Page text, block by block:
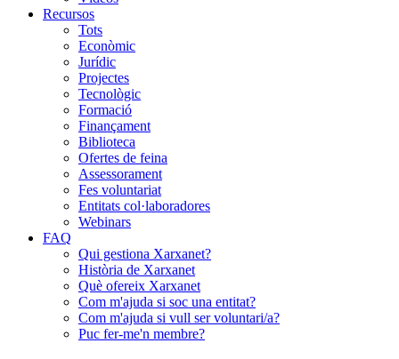
Recursos
Tots
Econòmic
Jurídic
Projectes
Tecnològic
Formació
Finançament
Biblioteca
Ofertes de feina
Assessorament
Fes voluntariat
Entitats col·laboradores
Webinars
FAQ
Qui gestiona Xarxanet?
Història de Xarxanet
Què ofereix Xarxanet
Com m'ajuda si soc una entitat?
Com m'ajuda si vull ser voluntari/a?
Puc fer-me'n membre?